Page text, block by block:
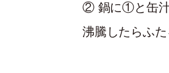
② 鍋に①と缶汁
沸騰したらふた